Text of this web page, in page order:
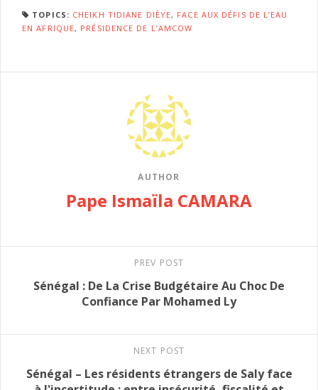
TOPICS: CHEIKH TIDIANE DIÈYE, FACE AUX DÉFIS DE L’EAU
EN AFRIQUE, PRÉSIDENCE DE L’AMCOW
AUTHOR
Pape Ismaïla CAMARA
PREV POST
Sénégal : De La Crise Budgétaire Au Choc De
Confiance Par Mohamed Ly
NEXT POST
Sénégal – Les résidents étrangers de Saly face